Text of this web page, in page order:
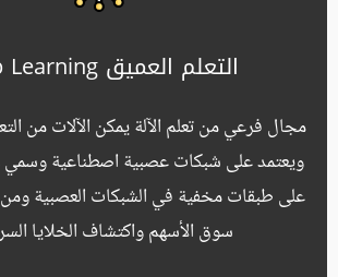
التعلم العميق Deep Learning
مجال فرعي من تعلم الآلة يمكن الآلات من
ويعتمد على شبكات عصبية اصطناعية وسمي
على طبقات مخفية في الشبكات العصبية ومن
سوق الأسهم واكتشاف الخلايا